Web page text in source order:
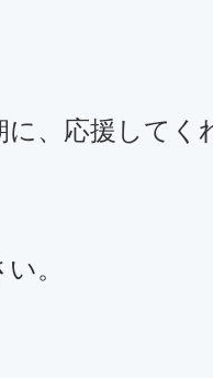
に、応援してく
。